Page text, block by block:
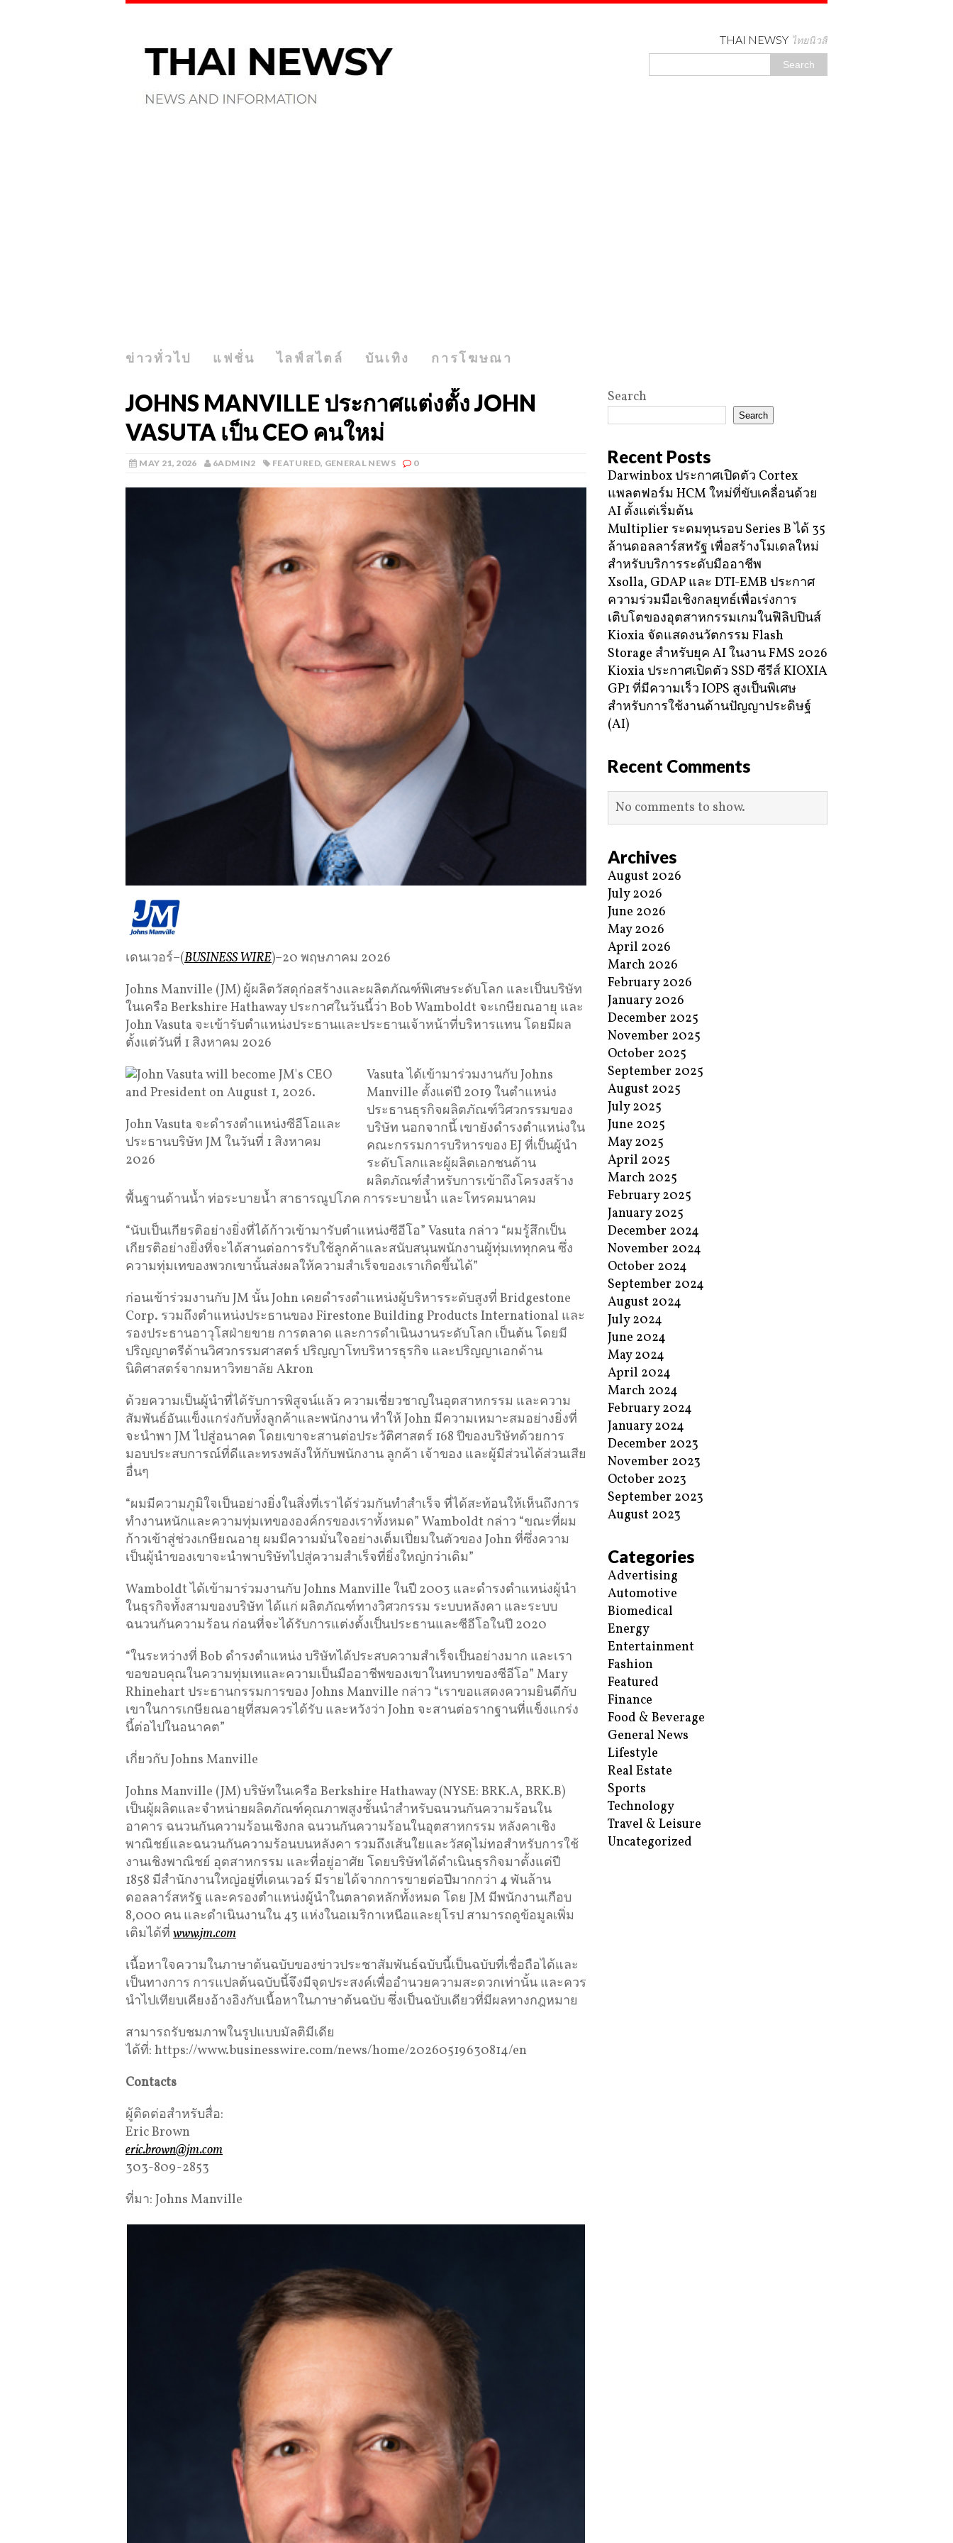
THAI NEWSY ไทยนิวสี่
ข่าวทั่วไป แฟชั่น ไลฟ์สไตล์ บันเทิง การโฆษณา
JOHNS MANVILLE ประกาศแต่งตั้ง JOHN
VASUTA เป็น CEO คนใหม่
MAY 21, 2026 6ADMIN2 FEATURED, GENERAL NEWS 0
เดนเวอร์–(BUSINESS WIRE)–20 พฤษภาคม 2026
Johns Manville (JM) ผู้ผลิตวัสดุก่อสร้างและผลิตภัณฑ์พิเศษระดับโลก และเป็นบริษัท
ในเครือ Berkshire Hathaway ประกาศในวันนี้ว่า Bob Wamboldt จะเกษียณอายุ และ
John Vasuta จะเข้ารับตำแหน่งประธานและประธานเจ้าหน้าที่บริหารแทน โดยมีผล
ตั้งแต่วันที่ 1 สิงหาคม 2026
John Vasuta จะดำรงตำแหน่งซีอีโอและ
ประธานบริษัท JM ในวันที่ 1 สิงหาคม
2026
Vasuta ได้เข้ามาร่วมงานกับ Johns
Manville ตั้งแต่ปี 2019 ในตำแหน่ง
ประธานธุรกิจผลิตภัณฑ์วิศวกรรมของ
บริษัท นอกจากนี้ เขายังดำรงตำแหน่งใน
คณะกรรมการบริหารของ EJ ที่เป็นผู้นำ
ระดับโลกและผู้ผลิตเอกชนด้าน
ผลิตภัณฑ์สำหรับการเข้าถึงโครงสร้าง
พื้นฐานด้านน้ำ ท่อระบายน้ำ สาธารณูปโภค การระบายน้ำ และโทรคมนาคม
“นับเป็นเกียรติอย่างยิ่งที่ได้ก้าวเข้ามารับตำแหน่งซีอีโอ” Vasuta กล่าว “ผมรู้สึกเป็น
เกียรติอย่างยิ่งที่จะได้สานต่อการรับใช้ลูกค้าและสนับสนุนพนักงานผู้ทุ่มเททุกคน ซึ่ง
ความทุ่มเทของพวกเขานั้นส่งผลให้ความสำเร็จของเราเกิดขึ้นได้”
ก่อนเข้าร่วมงานกับ JM นั้น John เคยดำรงตำแหน่งผู้บริหารระดับสูงที่ Bridgestone
Corp. รวมถึงตำแหน่งประธานของ Firestone Building Products International และ
รองประธานอาวุโสฝ่ายขาย การตลาด และการดำเนินงานระดับโลก เป็นต้น โดยมี
ปริญญาตรีด้านวิศวกรรมศาสตร์ ปริญญาโทบริหารธุรกิจ และปริญญาเอกด้าน
นิติศาสตร์จากมหาวิทยาลัย Akron
ด้วยความเป็นผู้นำที่ได้รับการพิสูจน์แล้ว ความเชี่ยวชาญในอุตสาหกรรม และความ
สัมพันธ์อันแข็งแกร่งกับทั้งลูกค้าและพนักงาน ทำให้ John มีความเหมาะสมอย่างยิ่งที่
จะนำพา JM ไปสู่อนาคต โดยเขาจะสานต่อประวัติศาสตร์ 168 ปีของบริษัทด้วยการ
มอบประสบการณ์ที่ดีและทรงพลังให้กับพนักงาน ลูกค้า เจ้าของ และผู้มีส่วนได้ส่วนเสีย
อื่นๆ
“ผมมีความภูมิใจเป็นอย่างยิ่งในสิ่งที่เราได้ร่วมกันทำสำเร็จ ที่ได้สะท้อนให้เห็นถึงการ
ทำงานหนักและความทุ่มเทขององค์กรของเราทั้งหมด” Wamboldt กล่าว “ขณะที่ผม
ก้าวเข้าสู่ช่วงเกษียณอายุ ผมมีความมั่นใจอย่างเต็มเปี่ยมในตัวของ John ที่ซึ่งความ
เป็นผู้นำของเขาจะนำพาบริษัทไปสู่ความสำเร็จที่ยิ่งใหญ่กว่าเดิม”
Wamboldt ได้เข้ามาร่วมงานกับ Johns Manville ในปี 2003 และดำรงตำแหน่งผู้นำ
ในธุรกิจทั้งสามของบริษัท ได้แก่ ผลิตภัณฑ์ทางวิศวกรรม ระบบหลังคา และระบบ
ฉนวนกันความร้อน ก่อนที่จะได้รับการแต่งตั้งเป็นประธานและซีอีโอในปี 2020
“ในระหว่างที่ Bob ดำรงตำแหน่ง บริษัทได้ประสบความสำเร็จเป็นอย่างมาก และเรา
ขอขอบคุณในความทุ่มเทและความเป็นมืออาชีพของเขาในทบาทของซีอีโอ” Mary
Rhinehart ประธานกรรมการของ Johns Manville กล่าว “เราขอแสดงความยินดีกับ
เขาในการเกษียณอายุที่สมควรได้รับ และหวังว่า John จะสานต่อรากฐานที่แข็งแกร่ง
นี้ต่อไปในอนาคต”
เกี่ยวกับ Johns Manville
Johns Manville (JM) บริษัทในเครือ Berkshire Hathaway (NYSE: BRK.A, BRK.B)
เป็นผู้ผลิตและจำหน่ายผลิตภัณฑ์คุณภาพสูงชั้นนำสำหรับฉนวนกันความร้อนใน
อาคาร ฉนวนกันความร้อนเชิงกล ฉนวนกันความร้อนในอุตสาหกรรม หลังคาเชิง
พาณิชย์และฉนวนกันความร้อนบนหลังคา รวมถึงเส้นใยและวัสดุไม่ทอสำหรับการใช้
งานเชิงพาณิชย์ อุตสาหกรรม และที่อยู่อาศัย โดยบริษัทได้ดำเนินธุรกิจมาตั้งแต่ปี
1858 มีสำนักงานใหญ่อยู่ที่เดนเวอร์ มีรายได้จากการขายต่อปีมากกว่า 4 พันล้าน
ดอลลาร์สหรัฐ และครองตำแหน่งผู้นำในตลาดหลักทั้งหมด โดย JM มีพนักงานเกือบ
8,000 คน และดำเนินงานใน 43 แห่งในอเมริกาเหนือและยุโรป สามารถดูข้อมูลเพิ่ม
เติมได้ที่ www.jm.com
เนื้อหาใจความในภาษาต้นฉบับของข่าวประชาสัมพันธ์ฉบับนี้เป็นฉบับที่เชื่อถือได้และ
เป็นทางการ การแปลต้นฉบับนี้จึงมีจุดประสงค์เพื่ออำนวยความสะดวกเท่านั้น และควร
นำไปเทียบเคียงอ้างอิงกับเนื้อหาในภาษาต้นฉบับ ซึ่งเป็นฉบับเดียวที่มีผลทางกฎหมาย
สามารถรับชมภาพในรูปแบบมัลติมีเดีย
ได้ที่: https://www.businesswire.com/news/home/20260519630814/en
Contacts
ผู้ติดต่อสำหรับสื่อ:
Eric Brown
eric.brown@jm.com
303-809-2853
ที่มา: Johns Manville
Search
Search
Recent Posts
Darwinbox ประกาศเปิดตัว Cortex
แพลตฟอร์ม HCM ใหม่ที่ขับเคลื่อนด้วย
AI ตั้งแต่เริ่มต้น
Multiplier ระดมทุนรอบ Series B ได้ 35
ล้านดอลลาร์สหรัฐ เพื่อสร้างโมเดลใหม่
สำหรับบริการระดับมืออาชีพ
Xsolla, GDAP และ DTI-EMB ประกาศ
ความร่วมมือเชิงกลยุทธ์เพื่อเร่งการ
เติบโตของอุตสาหกรรมเกมในฟิลิปปินส์
Kioxia จัดแสดงนวัตกรรม Flash
Storage สำหรับยุค AI ในงาน FMS 2026
Kioxia ประกาศเปิดตัว SSD ซีรีส์ KIOXIA
GP1 ที่มีความเร็ว IOPS สูงเป็นพิเศษ
สำหรับการใช้งานด้านปัญญาประดิษฐ์
(AI)
Recent Comments
No comments to show.
Archives
August 2026
July 2026
June 2026
May 2026
April 2026
March 2026
February 2026
January 2026
December 2025
November 2025
October 2025
September 2025
August 2025
July 2025
June 2025
May 2025
April 2025
March 2025
February 2025
January 2025
December 2024
November 2024
October 2024
September 2024
August 2024
July 2024
June 2024
May 2024
April 2024
March 2024
February 2024
January 2024
December 2023
November 2023
October 2023
September 2023
August 2023
Categories
Advertising
Automotive
Biomedical
Energy
Entertainment
Fashion
Featured
Finance
Food & Beverage
General News
Lifestyle
Real Estate
Sports
Technology
Travel & Leisure
Uncategorized